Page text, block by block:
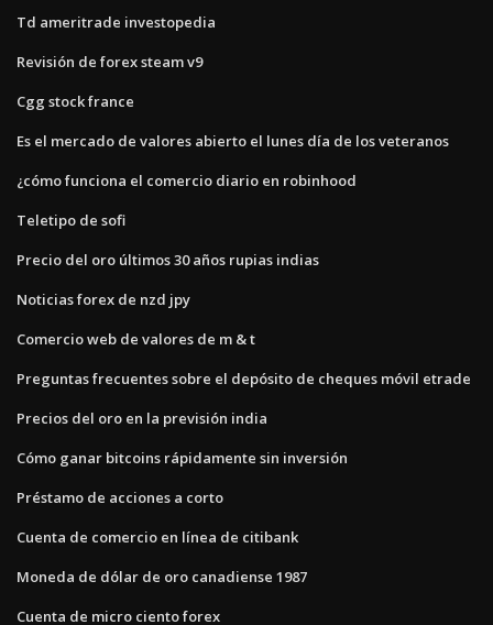
Td ameritrade investopedia
Revisión de forex steam v9
Cgg stock france
Es el mercado de valores abierto el lunes día de los veteranos
¿cómo funciona el comercio diario en robinhood
Teletipo de sofi
Precio del oro últimos 30 años rupias indias
Noticias forex de nzd jpy
Comercio web de valores de m & t
Preguntas frecuentes sobre el depósito de cheques móvil etrade
Precios del oro en la previsión india
Cómo ganar bitcoins rápidamente sin inversión
Préstamo de acciones a corto
Cuenta de comercio en línea de citibank
Moneda de dólar de oro canadiense 1987
Cuenta de micro ciento forex